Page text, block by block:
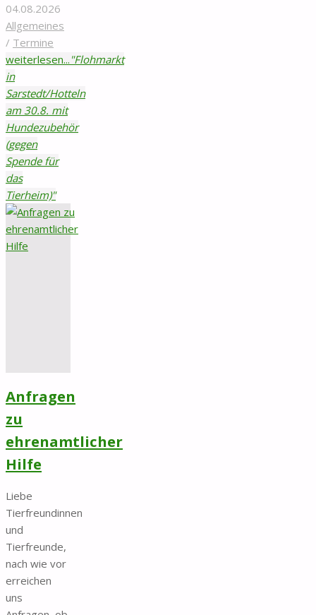
04.08.2026
Allgemeines
/ Termine
weiterlesen... "Flohmarkt
in
Sarstedt/Hotteln
am 30.8. mit
Hundezubehör
(gegen
Spende für
das
Tierheim)"
Anfragen
zu
ehrenamtlicher
Hilfe
Liebe
Tierfreundinnen
und
Tierfreunde,
nach wie vor
erreichen
uns